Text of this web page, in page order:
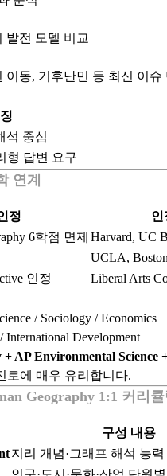
발전 모델 비교
이동, 기후난민 등 최신 이슈
석 중심
형 답변 요구
연계
정
인
6학점 면제 Harvard, UC
UCLA,
인정
Liberal Arts
/ Sociology / Economics
International Development
AP Environmental Science
로에 매우 유리합니다.
Geography 1:1 커리큘
구성 내용
지리 개념·그래프 해석 능